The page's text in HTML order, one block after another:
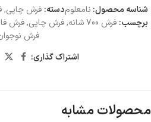
شناسه محصول: نامعلومدسته: فرش چاپی,
برچسب: فرش 700 شانه , فرش چاپی, فرش
فرش
اشتراک گذاری:
محصولات مشابه